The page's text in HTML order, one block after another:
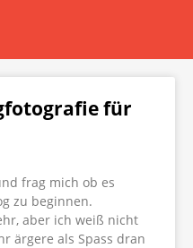
für
frag mich ob es
zu beginnen.
aber ich weiß nicht
ärgere als Spass dran